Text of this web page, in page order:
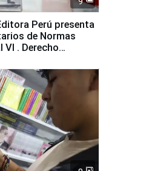
Perú presenta
de Normas
Vl . Derecho